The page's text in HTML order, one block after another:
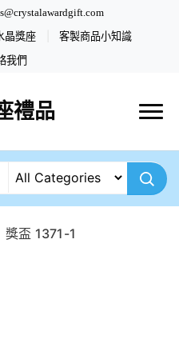
晶獎座 客製商品小知識
我們
禮品
獎盃 1371-1